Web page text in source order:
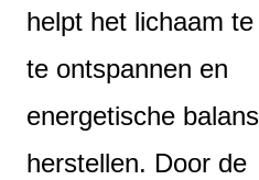
helpt het lichaam
te ontspannen en
energetische
herstellen. Door de